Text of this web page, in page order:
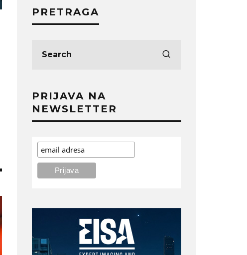
PRETRAGA
PRIJAVA NA
NEWSLETTER